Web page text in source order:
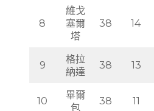
8
維戈
塞爾
塔
38 14
9
格拉
納達
38 13
10
畢爾
38 11